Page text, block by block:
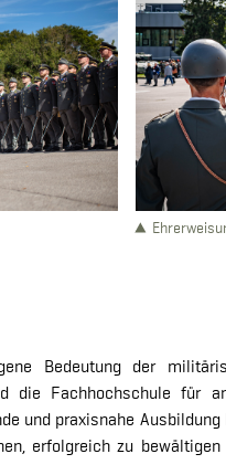
Bedeutung der
die Fachhochschule für
und praxisnahe
erfolgreich zu